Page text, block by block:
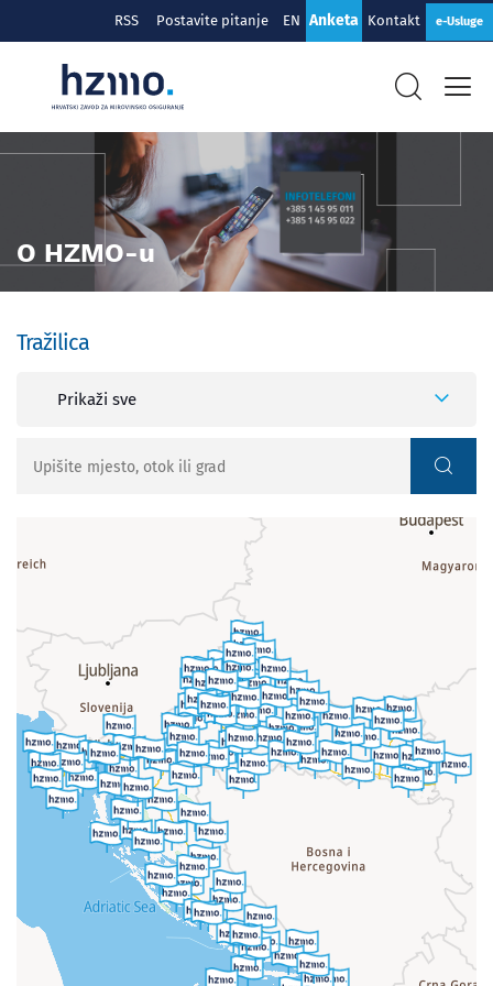
RSS Postavite pitanje EN Anketa Kontakt e-Usluge
O HZMO-u
Tražilica
Prikaži sve